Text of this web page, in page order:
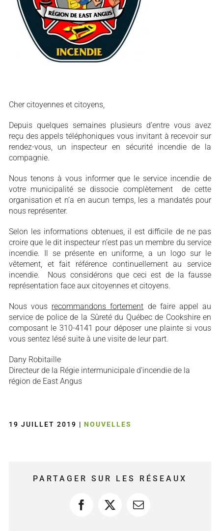
Cher citoyennes et citoyens,
Depuis quelques semaines plusieurs d’entre vous avez
reçu des appels téléphoniques vous invitant à recevoir sur
rendez-vous, un inspecteur en sécurité incendie de la
compagnie.
Nous tenons à vous informer que le service incendie de
votre municipalité se dissocie complètement de cette
organisation et n’a en aucun temps, les a mandatés pour
nous représenter.
Selon les informations obtenues, il est difficile de ne pas
croire que le dit inspecteur n’est pas un membre du service
incendie. Il se présente en uniforme, a un logo sur le
vêtement, et fait référence continuellement au service
incendie. Nous considérons que ceci est de la fausse
représentation face aux citoyennes et citoyens.
Nous vous recommandons fortement de faire appel au
service de police de la Sûreté du Québec de Cookshire en
composant le 310-4141 pour déposer une plainte si vous
vous sentez lésé suite à une visite de leur part.
Dany Robitaille
Directeur de la Régie intermunicipale d’incendie de la
région de East Angus
19 JUILLET 2019 | NOUVELLES
PARTAGER SUR LES RÉSEAUX
Facebook
X Courriel